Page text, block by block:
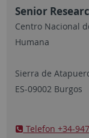
Senior
Centro Nacional
Humana
Sierra de
ES-09002 Burgos
Telefon +34-